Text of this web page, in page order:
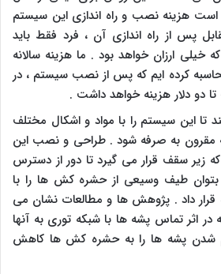
هزینه نصب و راه اندازی این سیستم
پس از راه اندازی آن ، فرد فقط باید
ارزان خواهد بود . ما هزینه سالانه
کرده ایم که پس از نصب سیستم ، در
دو دلار هزینه خواهد داشت .
تا این سیستم را با مواد و اشکال مختلف
مقرون به صرفه شود . طراحی و نصب این
زیر سقف قرار می گیرد تا دور از دسترس
طیف وسیعی از حشره کش ها را با
قرار داد . پژوهش ها و مطالعات نشان می
اثر تماس پشه ها با شبکه توری به آنها
شدن پشه ها را به حشره کش ها کاهش